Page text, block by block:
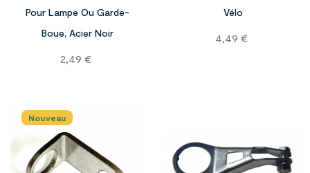
Pour Lampe Ou Garde-
Boue, Acier Noir
Prix
2,49 €
Vélo
Prix
4,49 €
Nouveau